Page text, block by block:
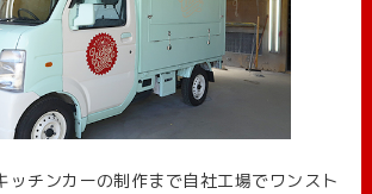
ッチンカーの制作まで自社工場でワンスト